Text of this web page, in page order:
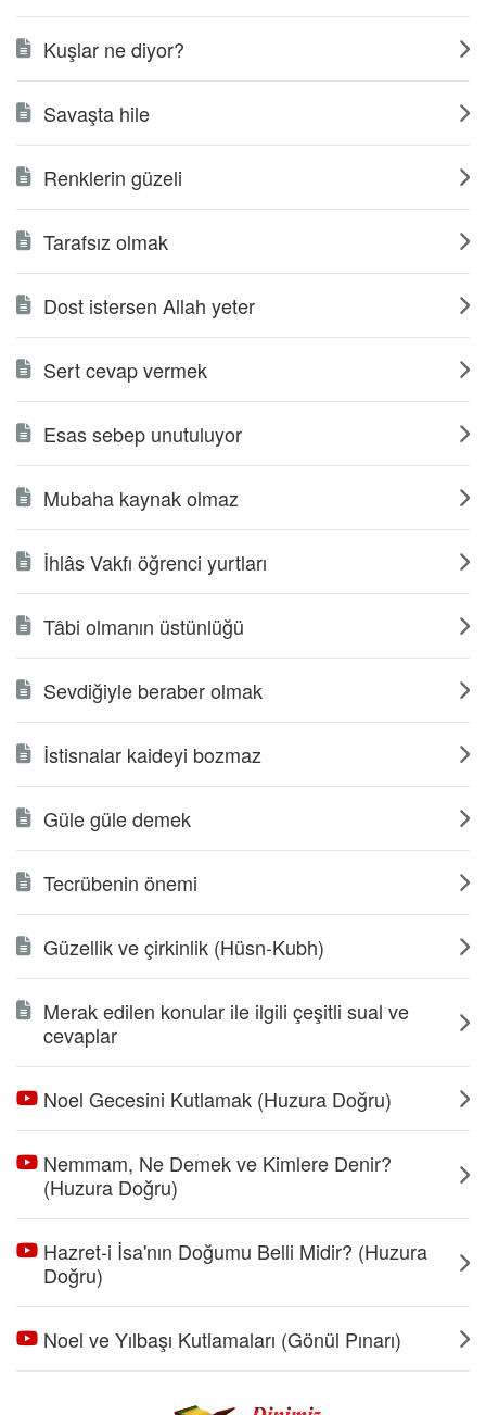
Kuşlar ne diyor?
Savaşta hile
Renklerin güzeli
Tarafsız olmak
Dost istersen Allah yeter
Sert cevap vermek
Esas sebep unutuluyor
Mubaha kaynak olmaz
İhlâs Vakfı öğrenci yurtları
Tâbi olmanın üstünlüğü
Sevdiğiyle beraber olmak
İstisnalar kaideyi bozmaz
Güle güle demek
Tecrübenin önemi
Güzellik ve çirkinlik (Hüsn-Kubh)
Merak edilen konular ile ilgili çeşitli sual ve
cevaplar
Noel Gecesini Kutlamak (Huzura Doğru)
Nemmam, Ne Demek ve Kimlere Denir?
(Huzura Doğru)
Hazret-i İsa'nın Doğumu Belli Midir? (Huzura
Doğru)
Noel ve Yılbaşı Kutlamaları (Gönül Pınarı)